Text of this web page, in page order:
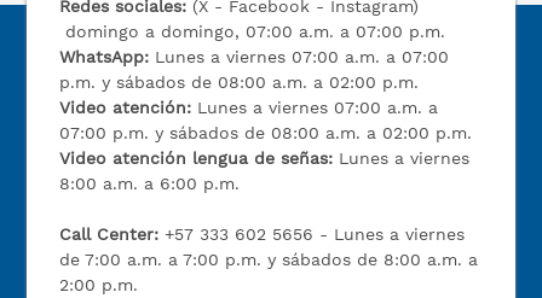
Redes sociales: (X - Facebook - Instagram)
domingo a domingo, 07:00 a.m. a 07:00 p.m.
WhatsApp: Lunes a viernes 07:00 a.m. a 07:00
p.m. y sábados de 08:00 a.m. a 02:00 p.m.
Video atención: Lunes a viernes 07:00 a.m. a
07:00 p.m. y sábados de 08:00 a.m. a 02:00 p.m.
Video atención lengua de señas: Lunes a viernes
8:00 a.m. a 6:00 p.m.
Call Center:+57 333 602 5656 - Lunes a viernes
de 7:00 a.m. a 7:00 p.m. y sábados de 8:00 a.m. a
2:00 p.m.